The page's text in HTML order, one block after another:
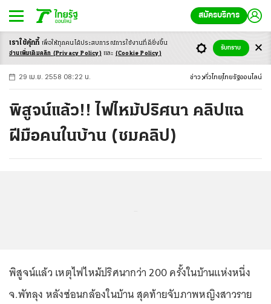
สมัครบริการ
-ก ก ก+
29 เม.ย. 2558 08:22 น. ข่าว ทั่วไทย ไทยรัฐออนไลน์
พิสูจน์แล้ว!! ไฟไหม้ปริศนา คลิปแฉ
ฝีมือคนในบ้าน (ชมคลิป)
พิสูจน์แล้ว เหตุไฟไหม้ปริศนากว่า 200 ครั้งในบ้านแห่งหนึ่ง
จ.พัทลุง หลังซ่อนกล้องในบ้าน สุดท้ายจับภาพหญิงสาวราย
เราใช้คุ้กกี้ เพื่อให้ทุกคนได้ประสบการณ์การใช้งานที่ดียิ่งขึ้น
อ่านเพิ่มเติมคลิก (Privacy Policy) และ (Cookie Policy)
รับทราบ